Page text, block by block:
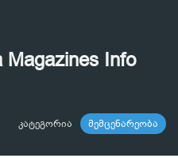
Magazines Info
კატეგორია მემცენარეობა